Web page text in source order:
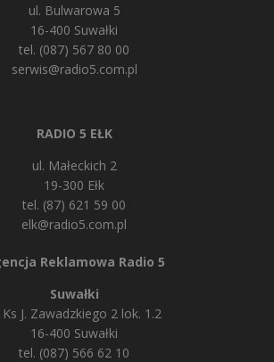
ul. Bulwarowa 5
16-400 Suwałki
tel. (087) 567 80 00
serwis@radio5.com.pl
RADIO 5 EŁK
ul. Małeckich 2
19-300 Ełk
tel. (87) 621 59 00
elk@radio5.com.pl
Reklamowa Radio 5
Suwałki
Ks J. Zawadzkiego 2 lok. 1.2
16-400 Suwałki
tel. (087) 566 62 10